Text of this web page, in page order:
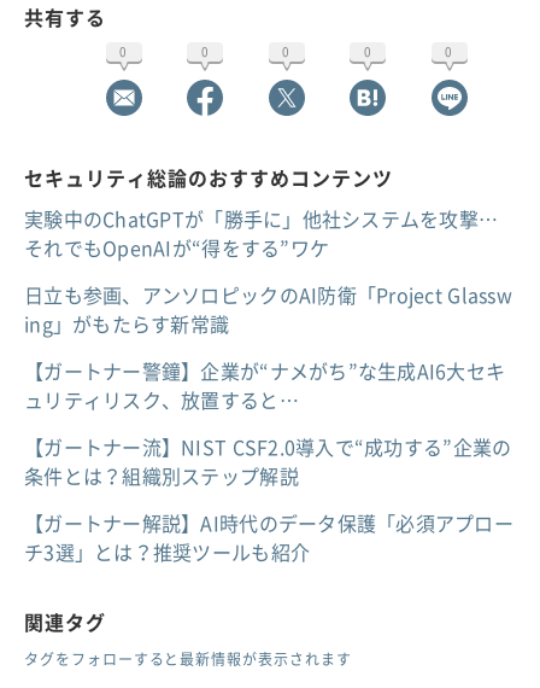
共有する
0 0 0 0 0
セキュリティ総論のおすすめコンテンツ
実験中のChatGPTが「勝手に」他社システムを攻撃…
それでもOpenAIが“得をする”ワケ
日立も参画、アンソロピックのAI防衛「Project Glassw
ing」がもたらす新常識
【ガートナー警鐘】企業が“ナメがち”な生成AI6大セキ
ュリティリスク、放置すると…
【ガートナー流】NIST CSF2.0導入で“成功する”企業の
条件とは？組織別ステップ解説
【ガートナー解説】AI時代のデータ保護「必須アプロー
チ3選」とは？推奨ツールも紹介
関連タグ
タグをフォローすると最新情報が表示されます